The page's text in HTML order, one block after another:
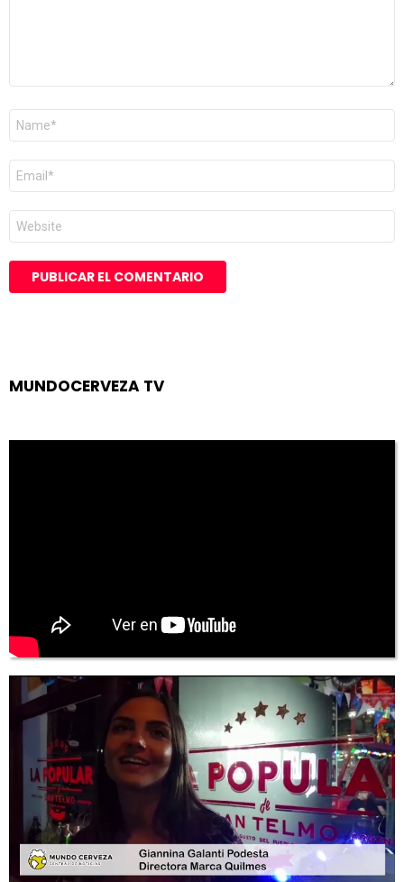
Nombre
Correo
electrónico
*
Web
MUNDOCERVEZA TV